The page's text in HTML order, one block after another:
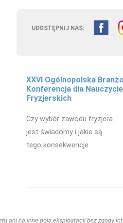
UDOSTĘPNIJ NAS:
XXVI Ogólnopolska
Konferencja dla
Fryzjerskich
Czy wybór zawodu fryzjera
jest świadomy i jakie są
tego konsekwencje
ani na inne pola eksploatacji bez zgody